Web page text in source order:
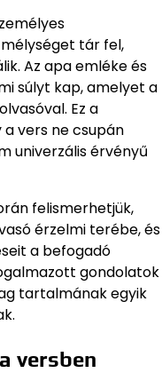
tár fel,
Az apa emléke és
súlyt kap, amelyet a
Ez a
vers ne csupán
univerzális érvényű
felismerhetjük,
érzelmi terébe, és
a befogadó
gondolatok
tartalmának egyik
versben